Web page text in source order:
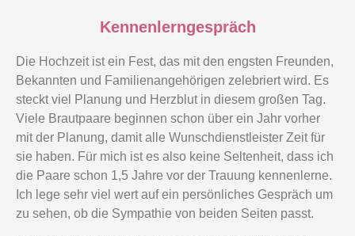
Kennenlerngespräch
Die Hochzeit ist ein Fest, das mit den engsten Freunden,
Bekannten und Familienangehörigen zelebriert wird. Es
steckt viel Planung und Herzblut in diesem großen Tag.
Viele Brautpaare beginnen schon über ein Jahr vorher
mit der Planung, damit alle Wunschdienstleister Zeit für
sie haben. Für mich ist es also keine Seltenheit, dass ich
die Paare schon 1,5 Jahre vor der Trauung kennenlerne.
Ich lege sehr viel wert auf ein persönliches Gespräch um
zu sehen, ob die Sympathie von beiden Seiten passt.